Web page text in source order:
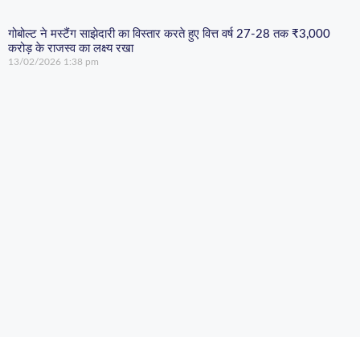
गोबोल्ट ने मस्टैंग साझेदारी का विस्तार करते हुए वित्त वर्ष 27-28 तक ₹3,000
करोड़ के राजस्व का लक्ष्य रखा
13/02/2026 1:38 pm